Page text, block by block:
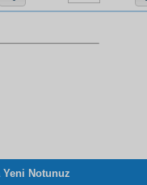
Yeni Notunuz